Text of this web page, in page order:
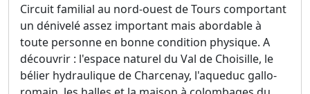
Circuit familial au nord-ouest de Tours comportant
un dénivelé assez important mais abordable à
toute personne en bonne condition physique. A
découvrir : l'espace naturel du Val de Choisille, le
bélier hydraulique de Charcenay, l'aqueduc gallo-